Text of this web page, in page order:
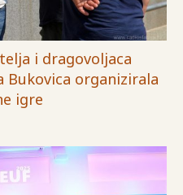
i dragovoljaca
Bukovica organizirala
igre